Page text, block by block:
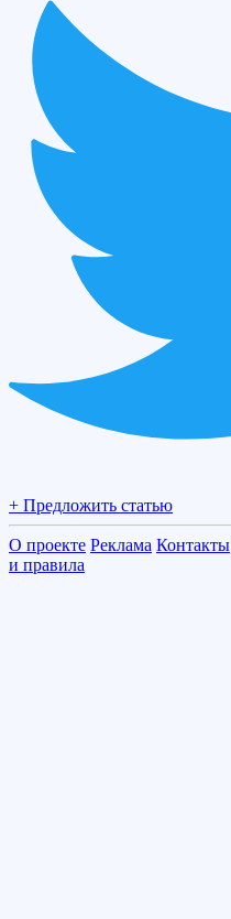
+ Предложить статью
О проекте Реклама Контакты
и правила